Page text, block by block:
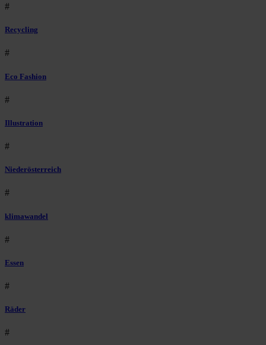
#
Recycling
#
Eco Fashion
#
Illustration
#
Niederösterreich
#
klimawandel
#
Essen
#
Räder
#